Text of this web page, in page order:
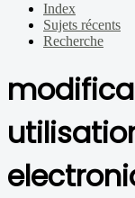
Index
Sujets récents
Recherche